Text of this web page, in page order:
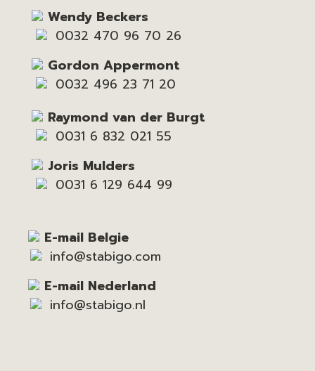
Wendy Beckers
0032 470 96 70 26
Gordon Appermont
0032 496 23 71 20
Raymond van der Burgt
0031 6 832 021 55
Joris Mulders
0031 6 129 644 99
E-mail Belgie
info@stabigo.com
E-mail Nederland
info@stabigo.nl